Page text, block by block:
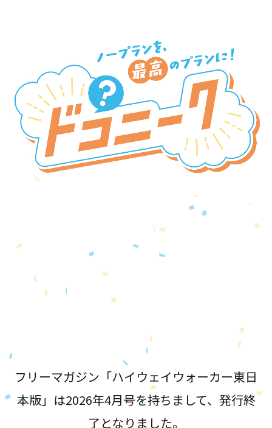
新SNSプラットフォーム
『ドコニーク』
が誕生！
フリーマガジン「ハイウェイウォーカー東日
本版」は2026年4月号を持ちまして、発行終
了となりました。